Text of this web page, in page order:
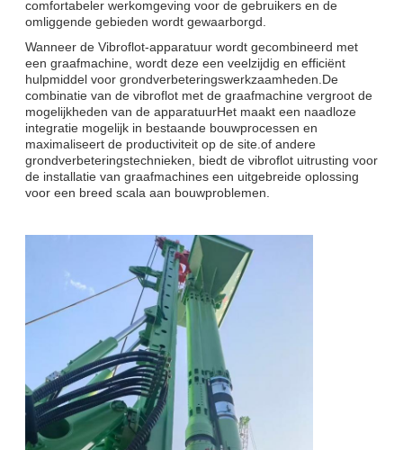
comfortabeler werkomgeving voor de gebruikers en de
omliggende gebieden wordt gewaarborgd.
Wanneer de Vibroflot-apparatuur wordt gecombineerd met
een graafmachine, wordt deze een veelzijdig en efficiënt
hulpmiddel voor grondverbeteringswerkzaamheden.De
combinatie van de vibroflot met de graafmachine vergroot de
mogelijkheden van de apparatuurHet maakt een naadloze
integratie mogelijk in bestaande bouwprocessen en
maximaliseert de productiviteit op de site.of andere
grondverbeteringstechnieken, biedt de vibroflot uitrusting voor
de installatie van graafmachines een uitgebreide oplossing
voor een breed scala aan bouwproblemen.